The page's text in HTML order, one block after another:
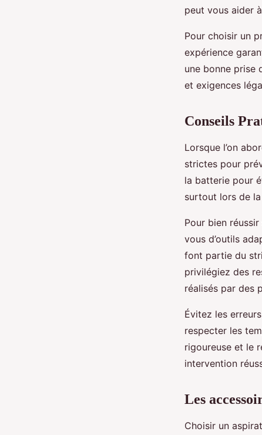
peut vous aider
Pour choisir un
expérience
une bonne prise
et exigences
Conseils
Lorsque l’on
strictes pour
la batterie pour
surtout lors de
Pour bien
vous d’outils
font partie du
privilégiez des
réalisés par des
Évitez les
respecter les
rigoureuse et le
intervention
Les
Choisir un